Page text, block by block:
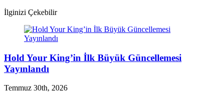
İlginizi Çekebilir
Hold Your King’in İlk Büyük Güncellemesi
Yayınlandı
Temmuz 30th, 2026